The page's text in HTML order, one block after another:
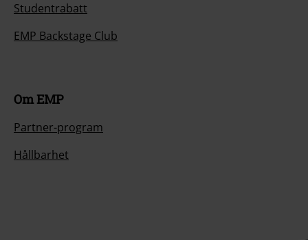
Studentrabatt
EMP Backstage Club
Om EMP
Partner-program
Hållbarhet